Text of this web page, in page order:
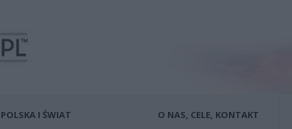
POLSKA I ŚWIAT O NAS, CELE, KONTAKT